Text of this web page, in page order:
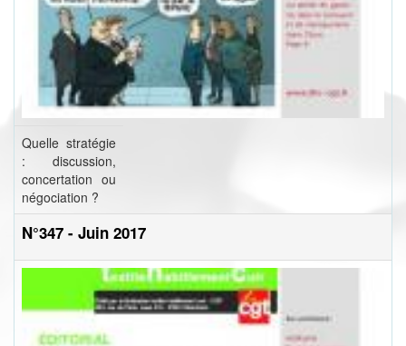
Quelle stratégie
: discussion,
concertation ou
négociation ?
N°347 - Juin 2017